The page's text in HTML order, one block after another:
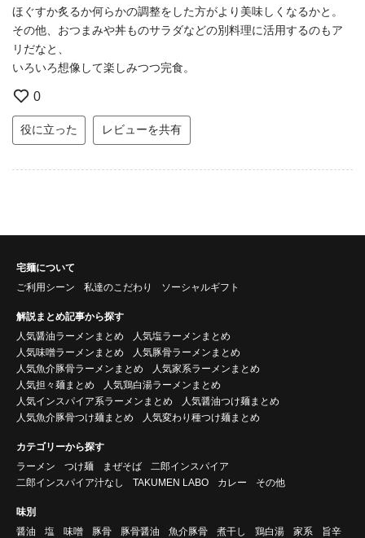
ほぐすか炙るか何らかの調整をした方がより美味しくなるかと。
その他、おつまみや丼ものサラダなどの別料理に活用するのもア
リだなと、
いろいろ想像して楽しみつつ完食。
0
役に立った レビューを共有
宅麺について
ご利用シーン
私達のこだわり ソーシャルギフト
解説まとめ記事から探す
人気醤油ラーメンまとめ
人気塩ラーメンまとめ
人気味噌ラーメンまとめ
人気豚骨ラーメンまとめ
人気魚介豚骨ラーメンまとめ
人気家系ラーメンまとめ
人気担々麺まとめ
人気鶏白湯ラーメンまとめ
人気インスパイア系ラーメンまとめ
人気醤油つけ麺まとめ
人気魚介豚骨つけ麺まとめ
人気変わり種つけ麺まとめ
カテゴリーから探す
ラーメン
つけ麺 まぜそば
二郎インスパイア
二郎インスパイア汁なし
TAKUMEN LABO カレー その他
味別
醤油
塩 味噌 豚骨 豚骨醤油 魚介豚骨 煮干し 鶏白湯 家系
旨辛